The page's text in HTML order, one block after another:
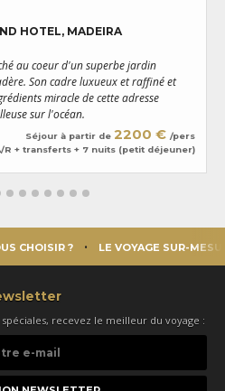
HOTEL, MADEIRA
au coeur d'un superbe jardin
Son cadre luxueux et raffiné et
miracle de cette adresse
sur l'océan.
Séjour à partir de 2200 € /pers
R + transferts + 7 nuits (petit déjeuner)
CHOISIR ? LE VOYAGE SUR-
recevez le meilleur du voyage :